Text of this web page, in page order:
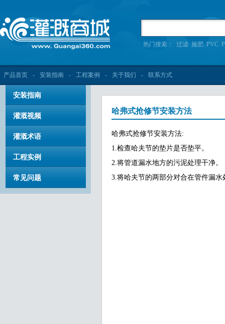
热门搜索： 过滤 施肥 PVC
产品首页 - 安装指南 - 工程案例 - 关于我们 - 联系方式
安装指南
灌溉视频
灌溉术语
工程实例
常见问题
哈弗式抢修节安装方法
哈弗式抢修节安装方法:
1.检查哈夫节的垫片是否垫平。
2.将管道漏水地方的污泥处理干净。
3.将哈夫节的两部分对合在管件漏